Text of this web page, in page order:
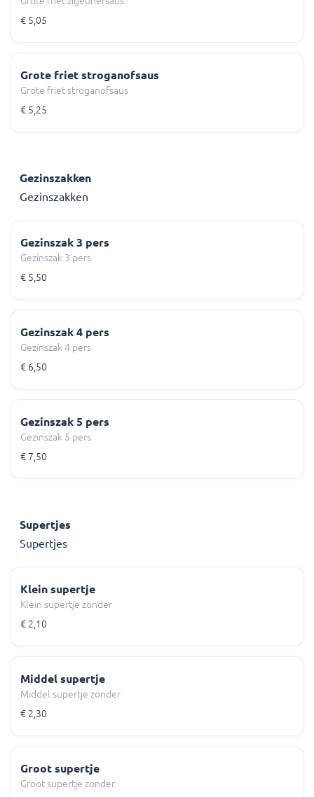
€ 5,05
Grote friet stroganofsaus
Grote friet stroganofsaus
€ 5,25
Gezinszakken
Gezinszakken
Gezinszak 3 pers
Gezinszak 3 pers
€ 5,50
Gezinszak 4 pers
Gezinszak 4 pers
€ 6,50
Gezinszak 5 pers
Gezinszak 5 pers
€ 7,50
Supertjes
Supertjes
Klein supertje
Klein supertje zonder
€ 2,10
Middel supertje
Middel supertje zonder
€ 2,30
Groot supertje
Groot supertje zonder